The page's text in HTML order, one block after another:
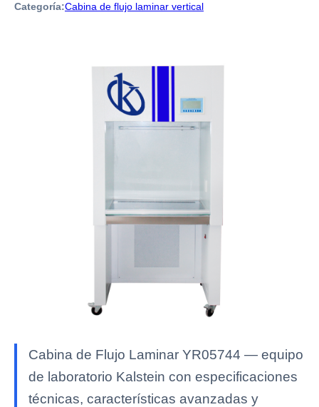
Categoría:Cabina de flujo laminar vertical
Cabina de Flujo Laminar YR05744 — equipo
de laboratorio Kalstein con especificaciones
técnicas, características avanzadas y